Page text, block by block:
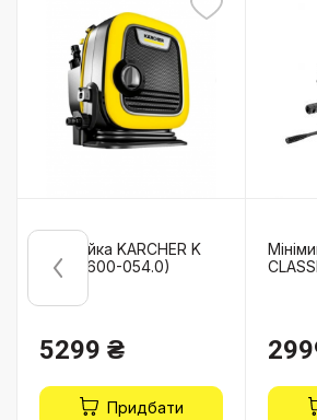
Мінімийка KARCHER K
Mini (1.600-054.0)
5299 ₴
Придбати